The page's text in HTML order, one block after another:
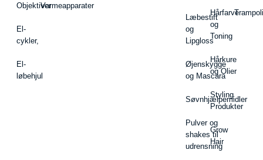
Objektiver
El-
cykler,
El-
løbehjul
Varmeapparater
Læbestift
og
Lipgloss
Øjenskygge
og Mascara
Søvnhjælpemidler
Pulver og
shakes til
udrensning
Hårfarve
og
Toning
Hårkure
og Olier
Styling
Produkter
Grow
Hair